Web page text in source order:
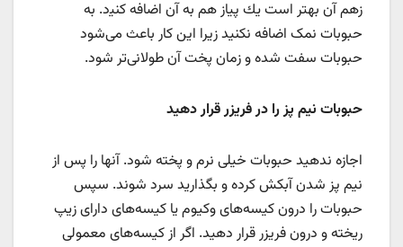
زهم آن ﺑﻬﺘﺮ اﺳﺖ ﻳﻚ ﭘﻴﺎز ﻫﻢ ﺑﻪ آن اﺿﺎﻓﻪ ﮐﻨﯿد. به
حبوبات نمک اضافه نکنید زیرا این کار باعث می‌شود
حبوبات سفت شده و زمان پخت آن طولانی‌تر شود.
حبوبات نیم پز را در فریزر قرار دهید
اجازه ندهید حبوبات خیلی نرم و پخته شود. آنها را پس از
نیم پز شدن آبکش کرده و بگذارید سرد شوند. سپس
حبوبات را درون کیسه‌های وکیوم یا کیسه‌های دارای زیپ
ریخته و درون فریزر قرار دهید. اگر از کیسه‌های معمولی